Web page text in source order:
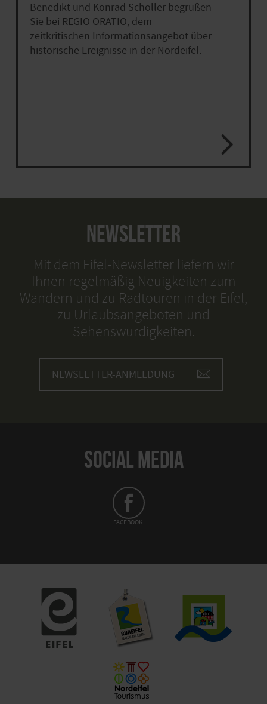
Benedikt und Konrad Schöller begrüßen
Sie bei REGIO ORATIO, dem
zeitkritischen Informationsangebot über
historische Ereignisse in der Nordeifel.
NEWSLETTER
Mit dem Eifel-Newsletter liefern wir
Ihnen regelmäßig Neuigkeiten zum
Wandern und zu Radtouren in der Eifel,
zu Urlaubsangeboten und
Sehenswürdigkeiten.
NEWSLETTER-ANMELDUNG
SOCIAL MEDIA
FACEBOOK